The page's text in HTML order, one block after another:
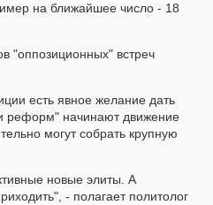
на ближайшее число - 18
"оппозиционных" встреч
есть явное желание дать
реформ" начинают движение
могут собрать крупную
новые элиты. А
- полагает политолог